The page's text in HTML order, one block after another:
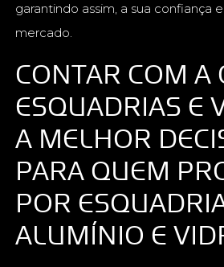
garantindo assim, a sua confiança
mercado.
CONTAR COM A
ESQUADRIAS E
A MELHOR
PARA QUEM
POR
ALUMÍNIO E